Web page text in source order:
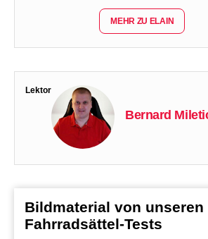
MEHR ZU ELAIN
Lektor
Bernard
Bildmaterial von unseren
Fahrradsättel-Tests